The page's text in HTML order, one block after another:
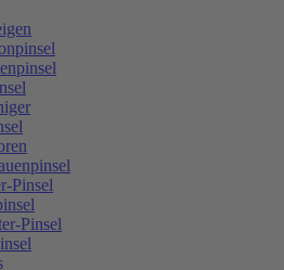
Pinsel
Pinsel